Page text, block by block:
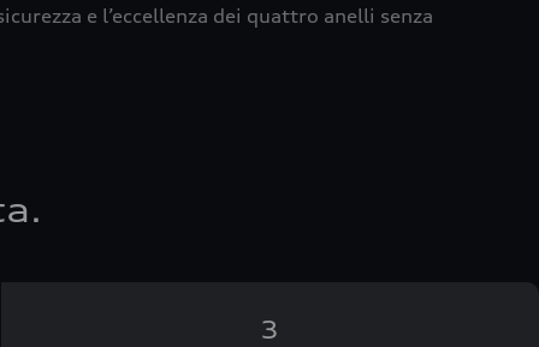
e l’eccellenza dei quattro anelli senza
3